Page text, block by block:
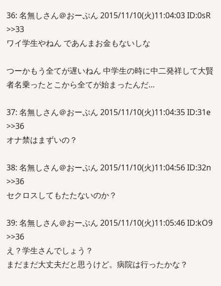
36: 名無しさん＠おーぷん 2015/11/10(火)11:04:03 ID:0sR
>>33
ワイ学生やねん であんまお金もないしな
つーかもう全てが遅いねん 中学生の時に中二発祥して大賢
者名乗ったとこから全てが始まったんだ…
37: 名無しさん＠おーぷん 2015/11/10(火)11:04:35 ID:31e
>>36
オナ禁はまずいの？
38: 名無しさん＠おーぷん 2015/11/10(火)11:04:56 ID:32n
>>36
セクロスしてもたたないのか？
39: 名無しさん＠おーぷん 2015/11/10(火)11:05:46 ID:kO9
>>36
え？学生さんでしょう？
まだまだ大丈夫だと思うけど。病院は行ったかな？